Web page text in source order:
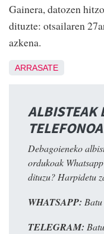
Gainera, datozen
dituzte: otsailaren
azkena.
ARRASATE
ALBISTEAK
Debagoieneko
ordukoak
dituzu? Harpidetu
WHATSAPP:
TELEGRAM: